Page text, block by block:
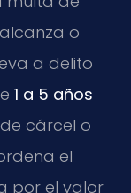
o
a delito
1 a 5 años
cárcel o
el
por el valor